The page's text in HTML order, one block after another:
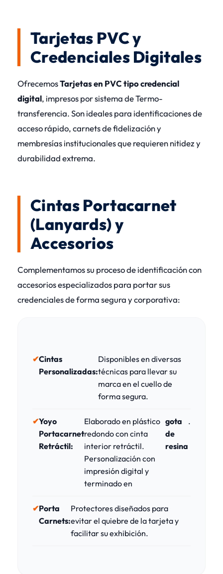
Tarjetas PVC y
Credenciales Digitales
OfrecemosTarjetas en PVC tipo credencial
digital, impresos por sistema de Termo-
transferencia. Son ideales para identificaciones de
acceso rápido, carnets de fidelización y
membresías institucionales que requieren nitidez y
durabilidad extrema.
Cintas Portacarnet
(Lanyards) y
Accesorios
Complementamos su proceso de identificación con
accesorios especializados para portar sus
credenciales de forma segura y corporativa:
Cintas
Personalizadas:
Disponibles en diversas
técnicas para llevar su
marca en el cuello de
forma segura.
Yoyo
Portacarnet
Retráctil:
Elaborado en plástico
redondo con cinta
interior retráctil.
Personalización con
impresión digital y
terminado en
gota
de
resina
.
Porta
Carnets:
Protectores diseñados para
evitar el quiebre de la tarjeta y
facilitar su exhibición.